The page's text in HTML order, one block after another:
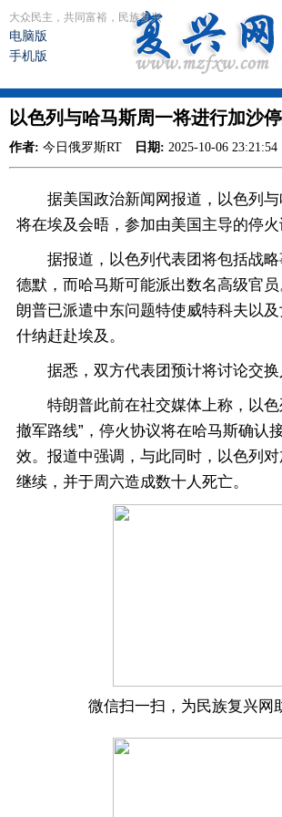
大众民主，共同富裕，民族复兴
电脑版
手机版
以色列与哈马斯周一将进行加沙
作者: 今日俄罗斯RT 日期: 2025-10-06 23:21:54
据美国政治新闻网报道，以色列与
将在埃及会晤，参加由美国主导的停火
据报道，以色列代表团将包括战略
德默，而哈马斯可能派出数名高级官
朗普已派遣中东问题特使威特科夫以
什纳赶赴埃及。
据悉，双方代表团预计将讨论交换
特朗普此前在社交媒体上称，以色
撤军路线”，停火协议将在哈马斯确认
效。报道中强调，与此同时，以色列
继续，并于周六造成数十人死亡。
微信扫一扫，为民族复兴网